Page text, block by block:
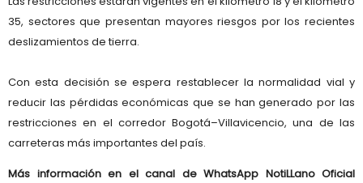
35, sectores que presentan mayores riesgos por los recientes
deslizamientos de tierra.
Con esta decisión se espera restablecer la normalidad vial y
reducir las pérdidas económicas que se han generado por las
restricciones en el corredor Bogotá–Villavicencio, una de las
carreteras más importantes del país.
Más información en el canal de WhatsApp NotiLLano Oficial